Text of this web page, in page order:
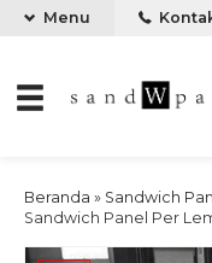
Menu
Beranda » Sandwich
Sandwich Panel Per